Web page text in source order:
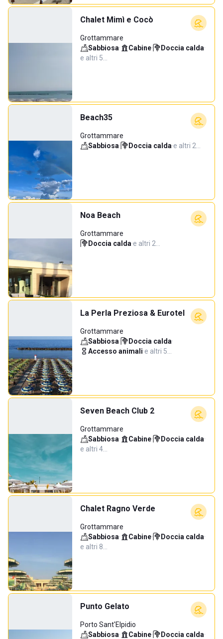
Chalet Mimì e Cocò
Grottammare
Sabbiosa· Cabine· Doccia calda·
e altri 5…
Beach35
Grottammare
Sabbiosa· Doccia calda·e altri 2…
Noa Beach
Grottammare
Doccia calda·e altri 2…
La Perla Preziosa & Eurotel
Grottammare
Sabbiosa· Doccia calda·
Accesso animali·e altri 5…
Seven Beach Club 2
Grottammare
Sabbiosa· Cabine· Doccia calda·
e altri 4…
Chalet Ragno Verde
Grottammare
Sabbiosa· Cabine· Doccia calda·
e altri 8…
Punto Gelato
Porto Sant'Elpidio
Sabbiosa· Cabine· Doccia calda·